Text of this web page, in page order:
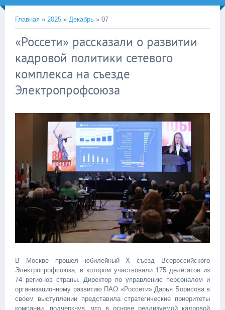
Главная » 2025 » Декабрь » 07
«Россети» рассказали о развитии
кадровой политики сетевого
комплекса на съезде
Электропрофсоюза
В Москве прошел юбилейный X съезд Всероссийского
Электропрофсоюза, в котором участвовали 175 делегатов из
74 регионов страны. Директор по управлению персоналом и
организационному развитию ПАО «Россети» Дарья Борисова в
своем выступлении представила стратегические приоритеты
компании, подчеркнув, что в основе реализуемой кадровой